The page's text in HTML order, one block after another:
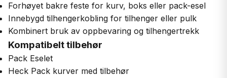
Forhøyet bakre feste for kurv, boks eller pack-esel
Innebygd tilhengerkobling for tilhenger eller pulk
Kombinert bruk av oppbevaring og tilhengertrekk
Kompatibelt tilbehør
Pack Eselet
Heck Pack kurver med tilbehør